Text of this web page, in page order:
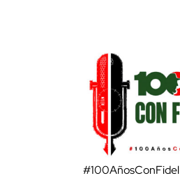
#100AñosConFidel